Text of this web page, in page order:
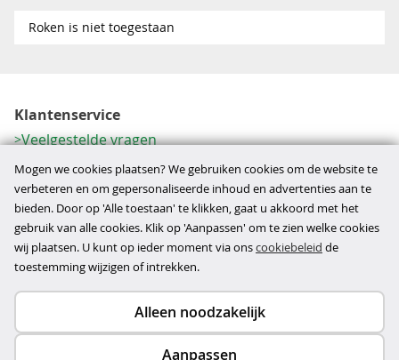
Roken is niet toegestaan
Klantenservice
Veelgestelde vragen
Contactformulier
Herroeping
Over ons
Bedrijfsgegevens
Werkwijze
Copyright © 2026
Mogen we cookies plaatsen? We gebruiken cookies om de website te
verbeteren en om gepersonaliseerde inhoud en advertenties aan te
bieden. Door op 'Alle toestaan' te klikken, gaat u akkoord met het
gebruik van alle cookies. Klik op 'Aanpassen' om te zien welke cookies
wij plaatsen. U kunt op ieder moment via onscookiebeleid de
toestemming wijzigen of intrekken.
Alleen noodzakelijk
Aanpassen